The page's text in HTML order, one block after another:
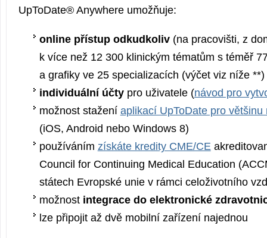
UpToDate® Anywhere umožňuje:
online přístup odkudkoliv(na pracovišti, z
k více než 12 300 klinickým tématům s téměř
a grafiky ve 25 specializacích (výčet viz níže **)
individuální účtypro uživatele (návod pro
možnost stažení aplikací UpToDate pro
(iOS, Android nebo Windows 8)
používáním získáte kredity CME/CE
Council for Continuing Medical Education
státech Evropské unie v rámci celoživotního
možnost integrace do elektronické
lze připojit až dvě mobilní zařízení najednou